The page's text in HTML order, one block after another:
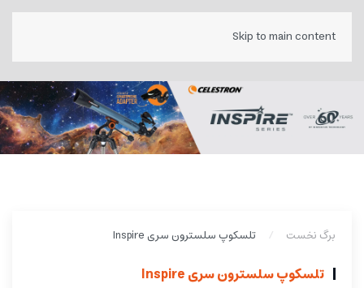
Skip to main content
برگ نخست تلسکوپ سلسترون سری Inspire
تلسکوپ سلسترون سری Inspire